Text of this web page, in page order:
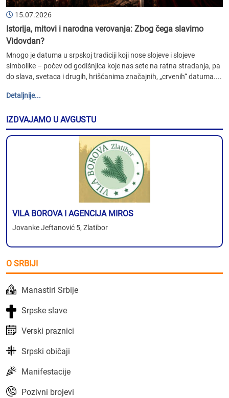
15.07.2026
Istorija, mitovi i narodna verovanja: Zbog čega slavimo
Vidovdan?
Mnogo je datuma u srpskoj tradiciji koji nose slojeve i slojeve
simbolike – počev od godišnjica koje nas sete na ratna stradanja, pa
do slava, svetaca i drugih, hrišćanima značajnih, „crvenih“ datuma....
Detaljnije...
IZDVAJAMO U AVGUSTU
VILA BOROVA I AGENCIJA MIROS
Jovanke Jeftanović 5, Zlatibor
O SRBIJI
Manastiri Srbije
Srpske slave
Verski praznici
Srpski običaji
Manifestacije
Pozivni brojevi